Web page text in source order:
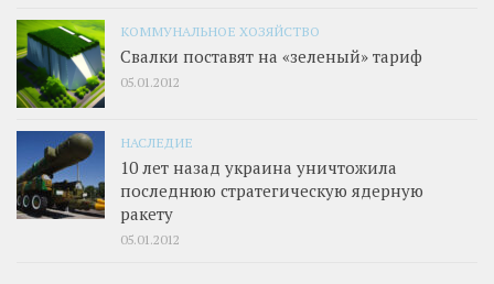
КОММУНАЛЬНОЕ ХОЗЯЙСТВО
Свалки поставят на «зеленый» тариф
05.01.2012
НАСЛЕДИЕ
10 лет назад украина уничтожила
последнюю стратегическую ядерную
ракету
05.01.2012